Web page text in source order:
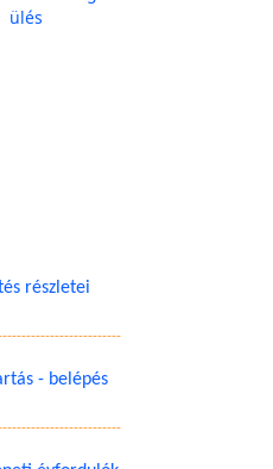
ülés
részletei
- belépés